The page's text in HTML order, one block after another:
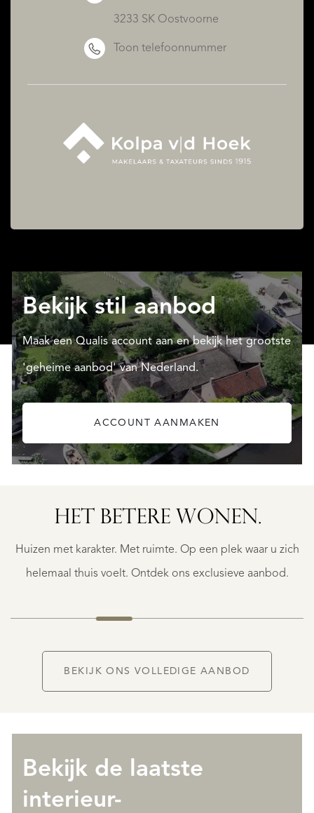
3233 SK Oostvoorne
Toon telefoonnummer
Bekijk stil aanbod
Maak een Qualis account aan en bekijk het grootste
'geheime aanbod' van Nederland.
ACCOUNT AANMAKEN
HET BETERE WONEN.
Huizen met karakter. Met ruimte. Op een plek waar u zich
helemaal thuis voelt. Ontdek ons exclusieve aanbod.
4
1.450.000
BEKIJK ONS VOLLEDIGE AANBOD
Bekijk de laatste
interieur-